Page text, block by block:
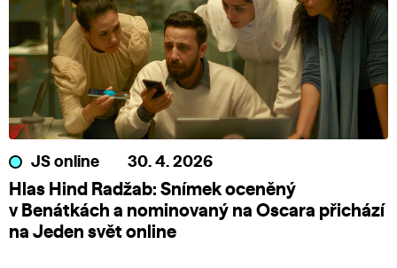
JS online 30. 4. 2026
Hlas Hind Radžab: Snímek oceněný
v Benátkách a nominovaný na Oscara přichází
na Jeden svět online